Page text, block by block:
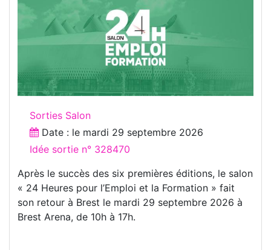
Sorties Salon
Date : le mardi 29 septembre 2026
Idée sortie n° 328470
Après le succès des six premières éditions, le salon
« 24 Heures pour l’Emploi et la Formation » fait
son retour à Brest le mardi 29 septembre 2026 à
Brest Arena, de 10h à 17h.